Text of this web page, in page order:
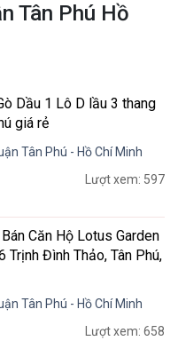
Tân Phú Hồ
Dầu 1 Lô D lầu 3 thang
giá rẻ
Tân Phú - Hồ Chí Minh
Lượt xem: 597
Căn Hộ Lotus Garden
Trịnh Đình Thảo, Tân Phú,
Tân Phú - Hồ Chí Minh
Lượt xem: 658